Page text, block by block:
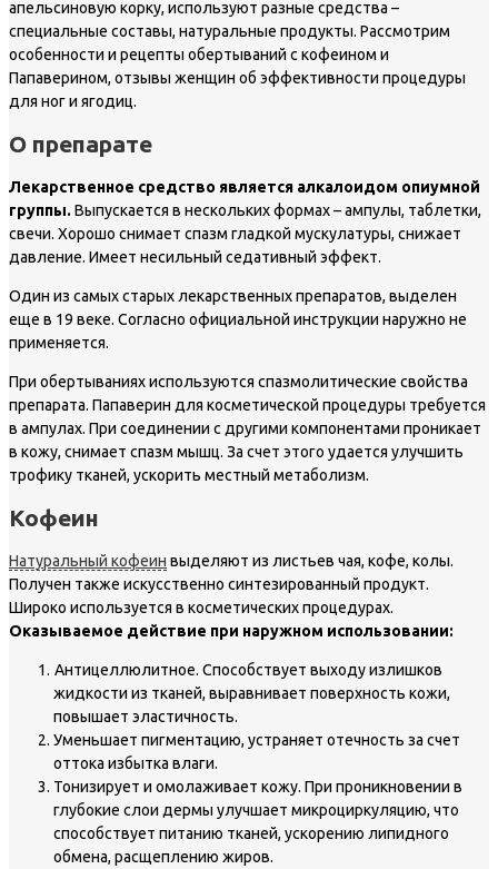
апельсиновую корку, используют разные средства –
специальные составы, натуральные продукты. Рассмотрим
особенности и рецепты обертываний с кофеином и
Папаверином, отзывы женщин об эффективности процедуры
для ног и ягодиц.
О препарате
Лекарственное средство является алкалоидом опиумной
группы. Выпускается в нескольких формах – ампулы, таблетки,
свечи. Хорошо снимает спазм гладкой мускулатуры, снижает
давление. Имеет несильный седативный эффект.
Один из самых старых лекарственных препаратов, выделен
еще в 19 веке. Согласно официальной инструкции наружно не
применяется.
При обертываниях используются спазмолитические свойства
препарата. Папаверин для косметической процедуры требуется
в ампулах. При соединении с другими компонентами проникает
в кожу, снимает спазм мышц. За счет этого удается улучшить
трофику тканей, ускорить местный метаболизм.
Кофеин
Натуральный кофеин выделяют из листьев чая, кофе, колы.
Получен также искусственно синтезированный продукт.
Широко используется в косметических процедурах.
Оказываемое действие при наружном использовании:
Антицеллюлитное. Способствует выходу излишков
жидкости из тканей, выравнивает поверхность кожи,
повышает эластичность.
Уменьшает пигментацию, устраняет отечность за счет
оттока избытка влаги.
Тонизирует и омолаживает кожу. При проникновении в
глубокие слои дермы улучшает микроциркуляцию, что
способствует питанию тканей, ускорению липидного
обмена, расщеплению жиров.